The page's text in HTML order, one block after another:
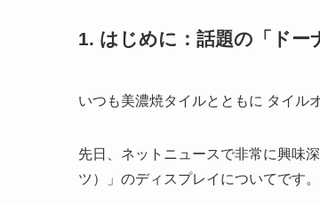
1. はじめに：話題の「ドー
いつも美濃焼タイルとともに タイル
先日、ネットニュースで非常に興味
ツ）」のディスプレイについてです。